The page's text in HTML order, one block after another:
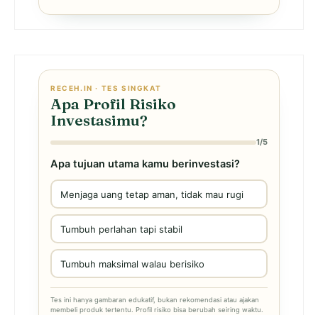
RECEH.IN · TES SINGKAT
Apa Profil Risiko
Investasimu?
1/5
Apa tujuan utama kamu berinvestasi?
Menjaga uang tetap aman, tidak mau rugi
Tumbuh perlahan tapi stabil
Tumbuh maksimal walau berisiko
Tes ini hanya gambaran edukatif, bukan rekomendasi atau ajakan
membeli produk tertentu. Profil risiko bisa berubah seiring waktu.